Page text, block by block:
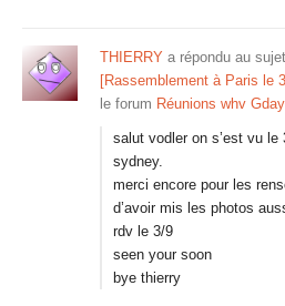
THIERRY a répondu au sujet
[Rassemblement à Paris le
le forum Réunions whv
salut vodler on s’est vu
sydney.
merci encore pour les
d’avoir mis les photos
rdv le 3/9
seen your soon
bye thierry